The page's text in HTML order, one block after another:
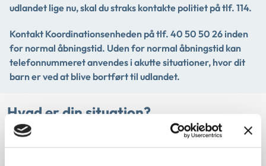
udlandet lige nu, skal du straks kontakte politiet på tlf. 114.
Kontakt Koordinationsenheden på tlf. 40 50 50 26 inden
for normal åbningstid. Uden for normal åbningstid kan
telefonnummeret anvendes i akutte situationer, hvor dit
barn er ved at blive bortført til udlandet.
Hvad er din situation?
Dit barn er på vej ud af Danmark uden dit
samtykke